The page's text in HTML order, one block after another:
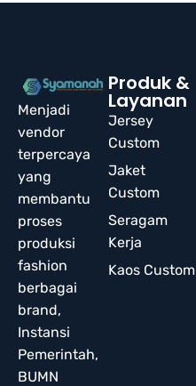
Menjadi
vendor
terpercaya
yang
membantu
proses
produksi
fashion
berbagai
brand,
Instansi
Pemerintah,
BUMN
Produk &
Layanan
Jersey
Custom
Jaket
Custom
Seragam
Kerja
Kaos Custom